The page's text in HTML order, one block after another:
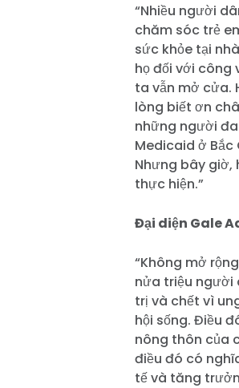
“Nhiều người
chăm sóc trẻ
sức khỏe tại
họ đối với
ta vẫn mở cửa.
lòng biết ơn
những người
Medicaid ở
Nhưng bây giờ,
thực hiện.”
Đại diện Gale
“Không mở
nửa triệu người
trị và chết vì
hội sống. Điều
nông thôn của
điều đó có
tế và tăng